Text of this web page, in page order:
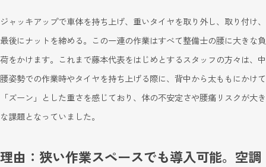
ジャッキアップで車体を持ち上げ、重いタイヤを取り外し、取り付け、
最後にナットを締める。この一連の作業はすべて整備士の腰に大きな負
荷をかけます。これまで藤本代表をはじめとするスタッフの方々は、中
腰姿勢での作業時やタイヤを持ち上げる際に、背中から太ももにかけて
「ズーン」とした重さを感じており、体の不安定さや腰痛リスクが大き
な課題となっていました。
理由：狭い作業スペースでも導入可能。空調